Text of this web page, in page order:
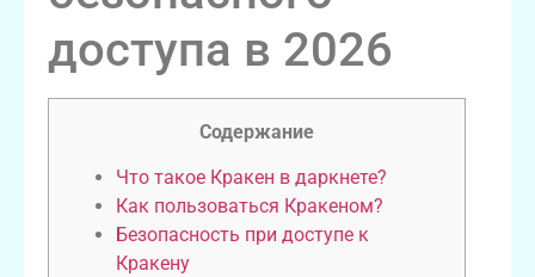
доступа в 2026
Содержание
Что такое Кракен в даркнете?
Как пользоваться Кракеном?
Безопасность при доступе к
Кракену